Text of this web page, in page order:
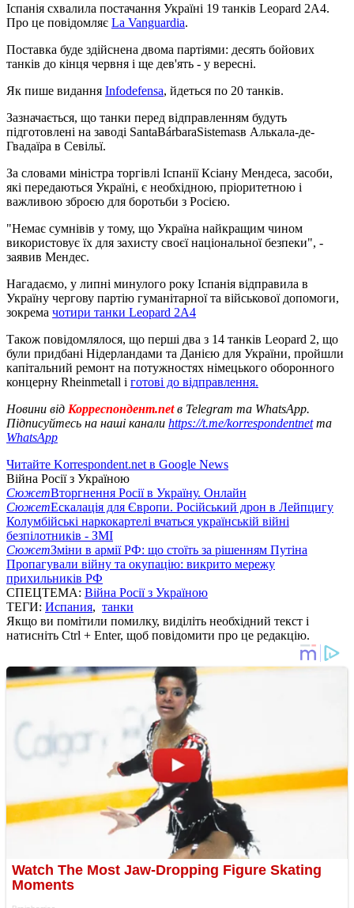
Іспанія схвалила постачання Україні 19 танків Leopard 2A4.
Про це повідомляє La Vanguardia.
Поставка буде здійснена двома партіями: десять бойових
танків до кінця червня і ще дев'ять - у вересні.
Як пише видання Infodefensa, йдеться по 20 танків.
Зазначається, що танки перед відправленням будуть
підготовлені на заводі SantaBárbaraSistemasв Алькала-де-
Гвадаїра в Севільї.
За словами міністра торгівлі Іспанії Ксіану Мендеса, засоби,
які передаються Україні, є необхідною, пріоритетною і
важливою зброєю для боротьби з Росією.
"Немає сумнівів у тому, що Україна найкращим чином
використовує їх для захисту своєї національної безпеки", -
заявив Мендес.
Нагадаємо, у липні минулого року Іспанія відправила в
Україну чергову партію гуманітарної та військової допомоги,
зокрема чотири танки Leopard 2A4
Також повідомлялося, що перші два з 14 танків Leopard 2, що
були придбані Нідерландами та Данією для України, пройшли
капітальний ремонт на потужностях німецького оборонного
концерну Rheinmetall і готові до відправлення.
Новини від Корреспондент.netв Telegram та WhatsApp.
Підписуйтесь на наші канали https://t.me/korrespondentnetта
WhatsApp
Читайте Korrespondent.net в Google News
Війна Росії з Україною
СюжетВторгнення Росії в Україну. Онлайн
СюжетЕскалація для Європи. Російський дрон в Лейпцигу
Колумбійські наркокартелі вчаться українській війні
безпілотників - ЗМІ
СюжетЗміни в армії РФ: що стоїть за рішенням Путіна
Пропагували війну та окупацію: викрито мережу
прихильників РФ
СПЕЦТЕМА: Війна Росії з Україною
ТЕГИ: Испания, танки
Якщо ви помітили помилку, виділіть необхідний текст і
натисніть Ctrl + Enter, щоб повідомити про це редакцію.